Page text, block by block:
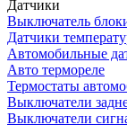
Датчики
Выключатель
Датчики
Автомобильные
Авто термореле
Термостаты
Выключатели
Выключатели